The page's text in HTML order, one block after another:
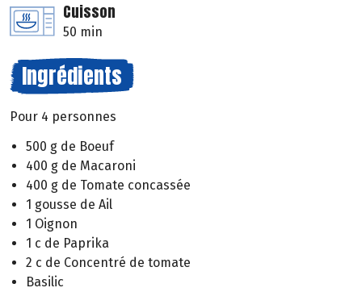
Cuisson
50 min
Ingrédients
Pour 4 personnes
500 g de Boeuf
400 g de Macaroni
400 g de Tomate concassée
1 gousse de Ail
1 Oignon
1 c de Paprika
2 c de Concentré de tomate
Basilic